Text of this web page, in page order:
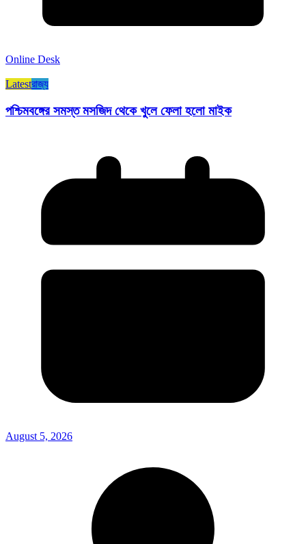
Online Desk
Latestরাজ্য​
পশ্চিমবঙ্গের সমস্ত মসজিদ থেকে খুলে ফেলা হলো মাইক
August 5, 2026